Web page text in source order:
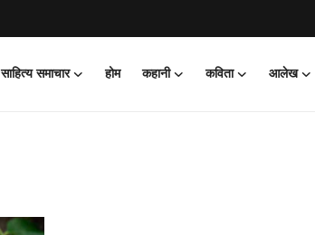
साहित्य समाचार होम कहानी कविता आलेख